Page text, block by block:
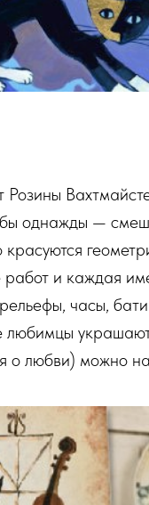
однажды —
и каждая
часы,
любимцы
о любви) можно